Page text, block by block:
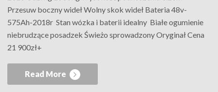
Przesuw boczny wideł Wolny skok wideł Bateria 48v-
575Ah-2018r Stan wózka i baterii idealny Białe ogumienie
niebrudzące posadzek Świeżo sprowadzony Oryginał Cena
21 900zł+
Read More